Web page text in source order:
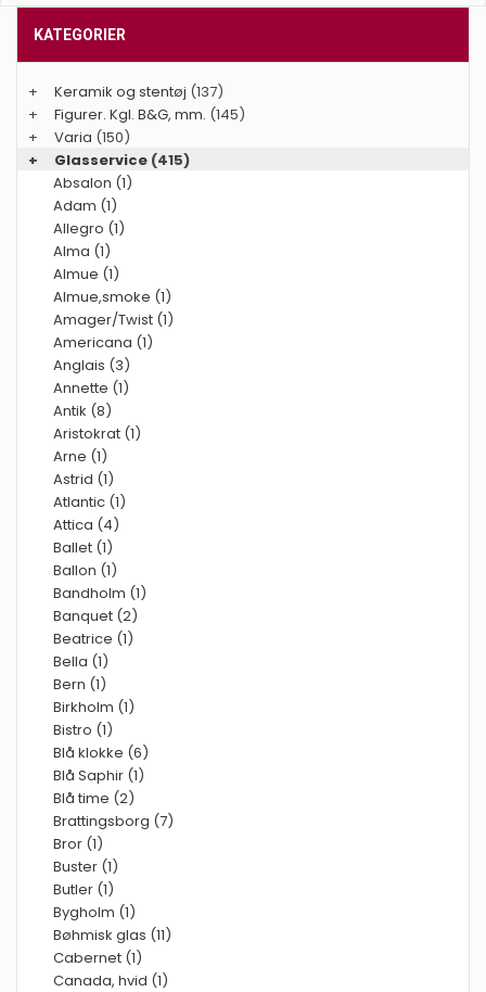
KATEGORIER
+ Keramik og stentøj (137)
+
Figurer. Kgl. B&G, mm. (145)
+
Varia (150)
+
Glasservice (415)
Absalon (1)
Adam (1)
Allegro (1)
Alma (1)
Almue (1)
Almue,smoke (1)
Amager/Twist (1)
Americana (1)
Anglais (3)
Annette (1)
Antik (8)
Aristokrat (1)
Arne (1)
Astrid (1)
Atlantic (1)
Attica (4)
Ballet (1)
Ballon (1)
Bandholm (1)
Banquet (2)
Beatrice (1)
Bella (1)
Bern (1)
Birkholm (1)
Bistro (1)
Blå klokke (6)
Blå Saphir (1)
Blå time (2)
Brattingsborg (7)
Bror (1)
Buster (1)
Butler (1)
Bygholm (1)
Bøhmisk glas (11)
Cabernet (1)
Canada, hvid (1)